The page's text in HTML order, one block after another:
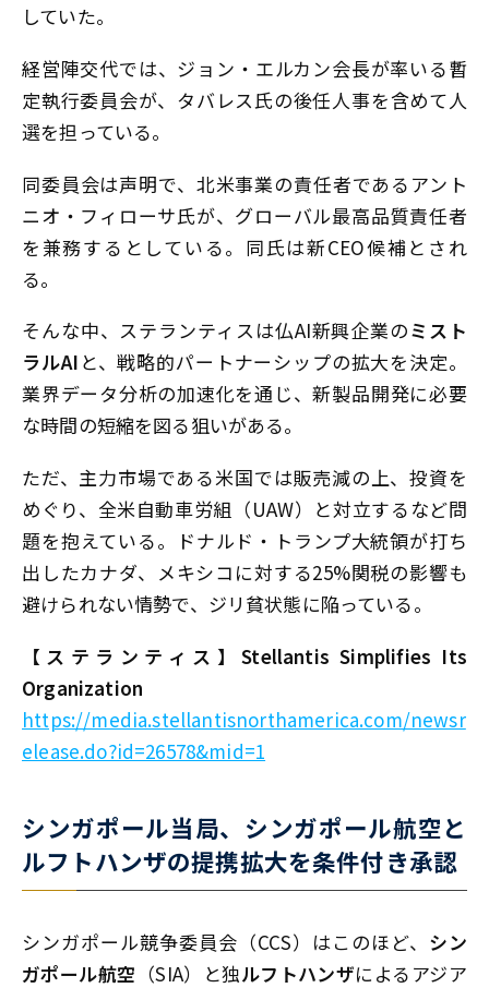
していた。
経営陣交代では、ジョン・エルカン会長が率いる暫
定執行委員会が、タバレス氏の後任人事を含めて人
選を担っている。
同委員会は声明で、北米事業の責任者であるアント
ニオ・フィローサ氏が、グローバル最高品質責任者
を兼務するとしている。同氏は新CEO候補とされ
る。
そんな中、ステランティスは仏AI新興企業のミスト
ラルAI と、戦略的パートナーシップの拡大を決定。
業界データ分析の加速化を通じ、新製品開発に必要
な時間の短縮を図る狙いがある。
ただ、主力市場である米国では販売減の上、投資を
めぐり、全米自動車労組（UAW）と対立するなど問
題を抱えている。ドナルド・トランプ大統領が打ち
出したカナダ、メキシコに対する25%関税の影響も
避けられない情勢で、ジリ貧状態に陥っている。
【ステランティス】Stellantis Simplifies Its
Organization
https://media.stellantisnorthamerica.com/newsr
elease.do?id=26578&mid=1
シンガポール当局、シンガポール航空と
ルフトハンザの提携拡大を条件付き承認
シンガポール競争委員会（CCS）はこのほど、 シン
ガポール航空 （SIA）と独ルフトハンザによるアジア